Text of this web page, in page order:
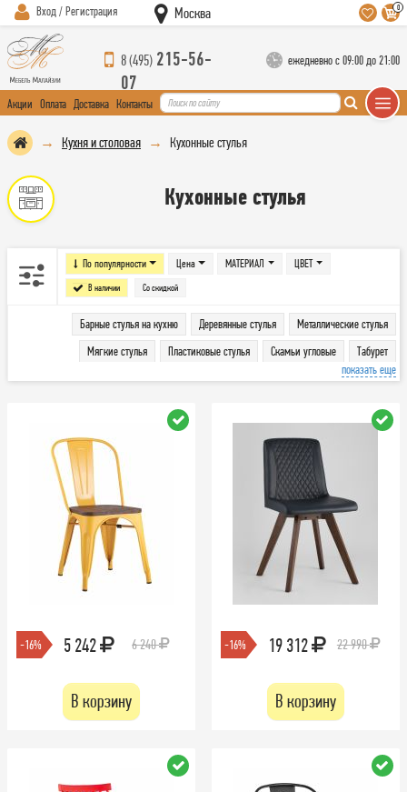
Вход / Регистрация Москва 0
8 (495) 215-56-
07
ежедневно с 09:00 до 21:00
Акции Оплата Доставка Контакты
Кухня и столовая Кухонные стулья
Кухонные стулья
По популярности Цена
В наличии Со скидкой
МАТЕРИАЛ ЦВЕТ
Барные стулья на кухню Деревянные стулья
Металлические стулья
Мягкие стулья
Пластиковые стулья Скамьи угловые
Табурет
показать еще
-16% 5 242 6 240
В корзину
-16% 19 312 22 990
В корзину